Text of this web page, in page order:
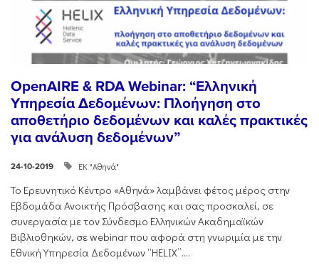
OpenAIRE & RDA Webinar: “Ελληνική
Υπηρεσία Δεδομένων: Πλοήγηση στο
αποθετήριο δεδομένων και καλές πρακτικές
για ανάλυση δεδομένων”
24-10-2019 ΕΚ "Αθηνά"
Το Ερευνητικό Κέντρο «Αθηνά» λαμβάνει φέτος μέρος στην
Εβδομάδα Ανοικτής Πρόσβασης και σας προσκαλεί, σε
συνεργασία με τον Σύνδεσμο Ελληνικών Ακαδημαϊκών
Βιβλιοθηκών, σε webinar που αφορά στη γνωριμία με την
Εθνική Υπηρεσία Δεδομένων “HELIX”....